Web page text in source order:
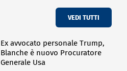
VEDI TUTTI
Ex avvocato personale Trump,
Blanche è nuovo Procuratore
Generale Usa